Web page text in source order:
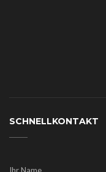
SCHNELLKONTAKT
Ihr Name